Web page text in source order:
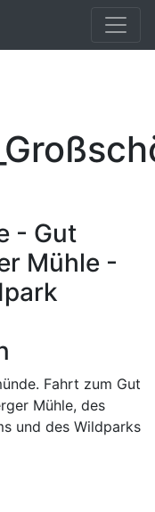
- Gut
Mühle -
Fahrt zum Gut
Mühle, des
und des Wildparks